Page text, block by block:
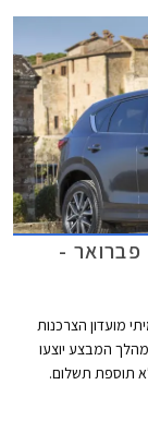
-
מועדון הצרכנות
בין התאריכים 22.02.2019-22.03.2019. במהלך המבצע יוצעו
תוספת תשלום.